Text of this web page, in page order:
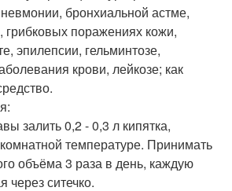
бронхиальной астме,
грибковых поражениях кожи,
эпилепсии, гельминтозе,
крови, лейкозе; как
залить 0,2 - 0,3 л кипятка,
температуре. Принимать
объёма 3 раза в день, каждую
ситечко.